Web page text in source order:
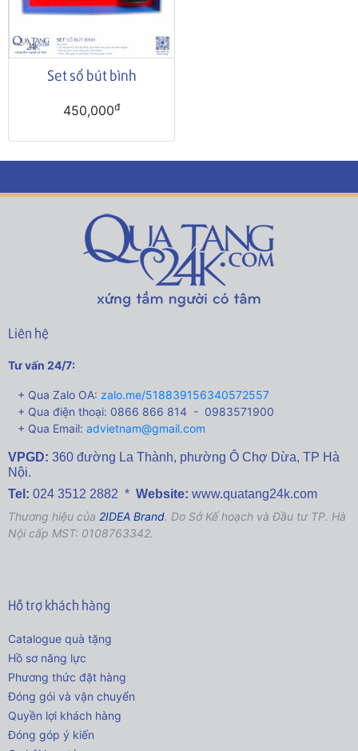
Set sổ bút bình
450,000đ
Liên hệ
Tư vấn 24/7:
+ Qua Zalo OA: zalo.me/518839156340572557
+ Qua điện thoại: 0866 866 814 - 0983571900
+ Qua Email: advietnam@gmail.com
VPGD: 360 đường La Thành, phường Ô Chợ Dừa, TP Hà
Nội.
Tel: 024 3512 2882 * Website: www.quatang24k.com
Thương hiệu của 2IDEA Brand. Do Sở Kế hoạch và Đầu tư TP. Hà
Nội cấp MST: 0108763342.
Hỗ trợ khách hàng
Catalogue quà tặng
Hồ sơ năng lực
Phương thức đặt hàng
Đóng gói và vận chuyển
Quyền lợi khách hàng
Đóng góp ý kiến